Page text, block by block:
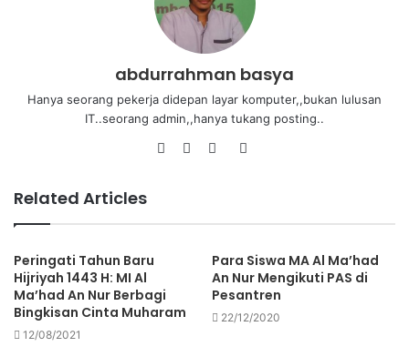
abdurrahman basya
Hanya seorang pekerja didepan layar komputer,,bukan lulusan
IT..seorang admin,,hanya tukang posting..
Related Articles
Peringati Tahun Baru
Hijriyah 1443 H: MI Al
Ma’had An Nur Berbagi
Bingkisan Cinta Muharam
12/08/2021
Para Siswa MA Al Ma’had
An Nur Mengikuti PAS di
Pesantren
22/12/2020